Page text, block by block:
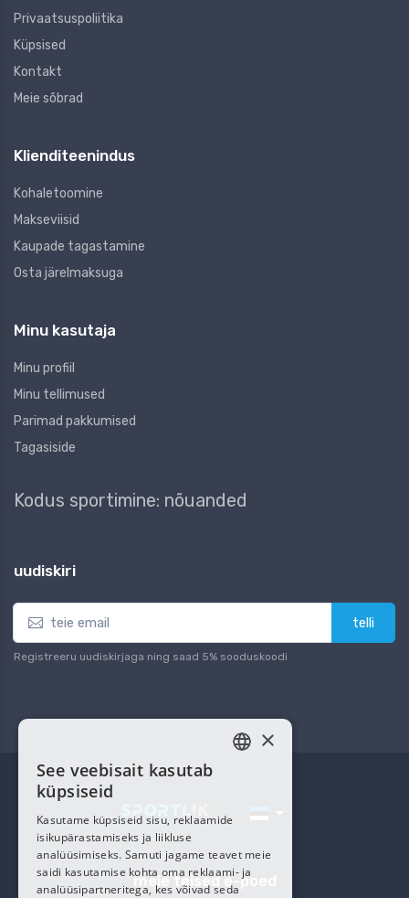
Privaatsuspoliitika
Küpsised
Kontakt
Meie sõbrad
Klienditeenindus
Kohaletoomine
Makseviisid
Kaupade tagastamine
Osta järelmaksuga
Minu kasutaja
Minu profiil
Minu tellimused
Parimad pakkumised
Tagasiside
Kodus sportimine: nõuanded
uudiskiri
telli
Registreeru uudiskirjaga ning saad 5% sooduskoodi
meie teised e-poed
×
See veebisait kasutab
küpsiseid
Kasutame küpsiseid sisu, reklaamide
isikupärastamiseks ja liikluse
analüüsimiseks. Samuti jagame teavet meie
saidi kasutamise kohta oma reklaami- ja
analüüsipartneritega, kes võivad seda